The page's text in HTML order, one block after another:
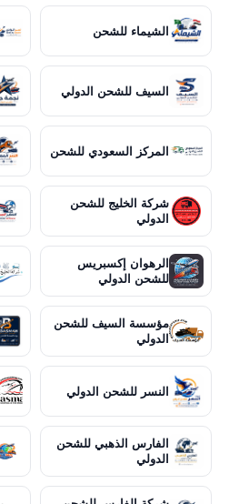
الشيماء للشحن
السيف للشحن الدولي
المركز السعودي للشحن
شركة الخليج للشحن
الدولي
الرهوان إكسبريس
للشحن الدولي
مؤسسة السيف للشحن
الدولي
النسر للشحن الدولي
الفارس الذهبي للشحن
الدولي